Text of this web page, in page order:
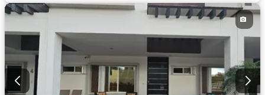
Elevador
Estacionamiento Gas natural
Gimnasio
Despacho
Recámara con closet
Azotea
Seguridad
Televisión por cable
Terraza Vista panorámica
Zonas verdes
Permite niños
Solo familias
Sin amueblar